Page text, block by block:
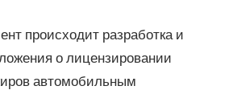
происходит разработка и
о лицензировании
автомобильным